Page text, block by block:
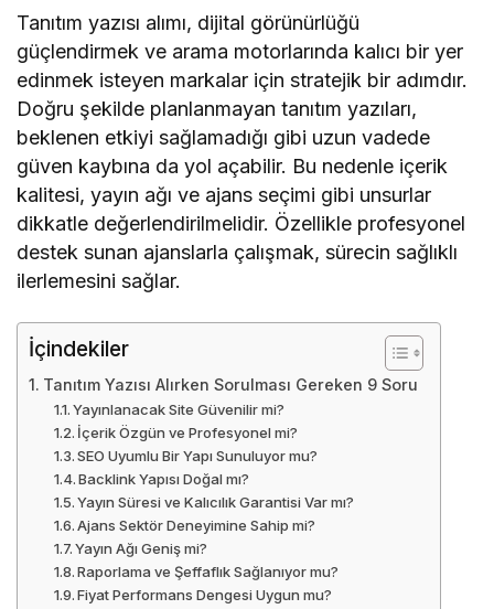
Tanıtım yazısı alımı, dijital görünürlüğü
güçlendirmek ve arama motorlarında kalıcı bir yer
edinmek isteyen markalar için stratejik bir adımdır.
Doğru şekilde planlanmayan tanıtım yazıları,
beklenen etkiyi sağlamadığı gibi uzun vadede
güven kaybına da yol açabilir. Bu nedenle içerik
kalitesi, yayın ağı ve ajans seçimi gibi unsurlar
dikkatle değerlendirilmelidir. Özellikle profesyonel
destek sunan ajanslarla çalışmak, sürecin sağlıklı
ilerlemesini sağlar.
İçindekiler
Tanıtım Yazısı Alırken Sorulması Gereken 9 Soru
Yayınlanacak Site Güvenilir mi?
İçerik Özgün ve Profesyonel mi?
SEO Uyumlu Bir Yapı Sunuluyor mu?
Backlink Yapısı Doğal mı?
Yayın Süresi ve Kalıcılık Garantisi Var mı?
Ajans Sektör Deneyimine Sahip mi?
Yayın Ağı Geniş mi?
Raporlama ve Şeffaflık Sağlanıyor mu?
Fiyat Performans Dengesi Uygun mu?